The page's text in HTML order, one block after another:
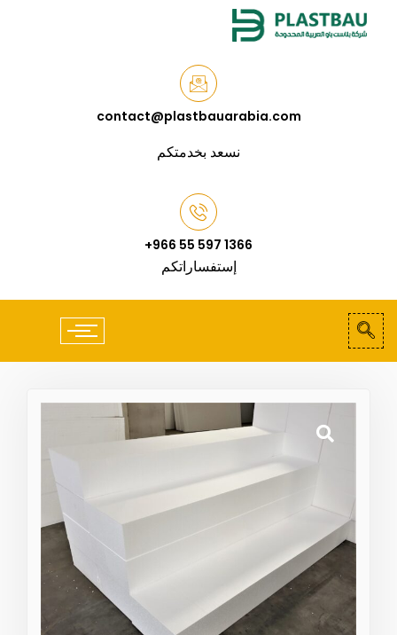
contact@plastbauarabia.com
نسعد بخدمتكم
+966 55 597 1366
إستفساراتكم